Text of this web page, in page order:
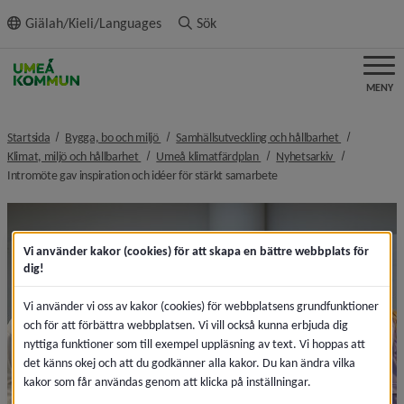
innehållet
Giälah/Kieli/Languages Sök
MENY
Startsida Bygga, bo och miljö nivå i brödsmulenavigeringen
Samhällsutveckling och hållbarhet nivå i
Klimat, miljö och hållbarhet nivå i brödsmulenavigeringen
Umeå klimatfärdplan nivå i brödsmulenavigeringen
Nyhetsarkiv nivå i
Intromöte gav inspiration och idéer för stärkt samarbetenivå i
Vi använder kakor (cookies) för att skapa en bättre webbplats för
dig!
Vi använder vi oss av kakor (cookies) för webbplatsens grundfunktioner
och för att förbättra webbplatsen. Vi vill också kunna erbjuda dig
nyttiga funktioner som till exempel uppläsning av text. Vi hoppas att
det känns okej och att du godkänner alla kakor. Du kan ändra vilka
kakor som får användas genom att klicka på inställningar.